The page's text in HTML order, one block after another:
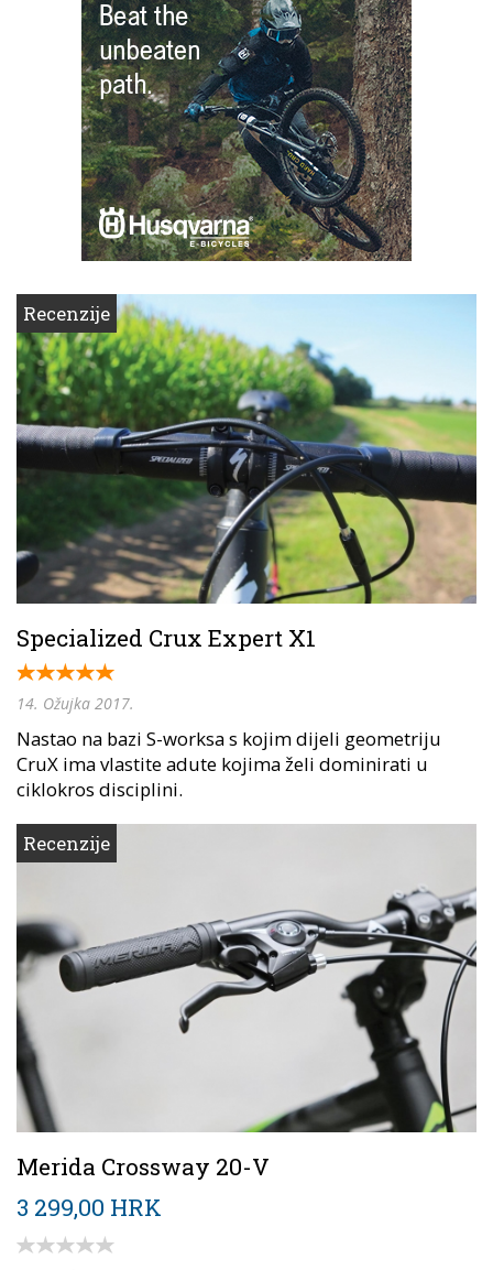
Recenzije
Specialized Crux Expert X1
14. Ožujka 2017.
Nastao na bazi S-worksa s kojim dijeli geometriju
CruX ima vlastite adute kojima želi dominirati u
ciklokros disciplini.
Recenzije
Merida Crossway 20-V
3 299,00 HRK